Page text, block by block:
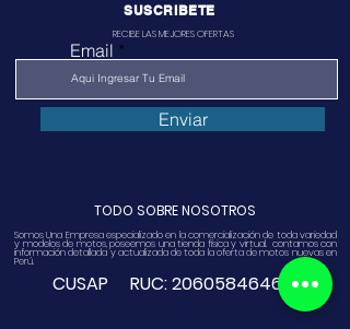
SUSCRIBETE
RECIBE LAS MEJORES OFERTAS
Email
Enviar
TODO SOBRE NOSOTROS
Somos Una Empresa especializado en la comercialización de toda variedad
y modelos de motos, poseemos una tienda física y virtual. contamos con
información detallada y actualizada de toda la oferta de motos nuevas en
Perú.
CUSAP RUC:20605846468